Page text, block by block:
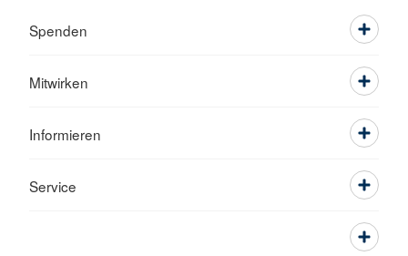
Spenden
Mitwirken
Informieren
Service